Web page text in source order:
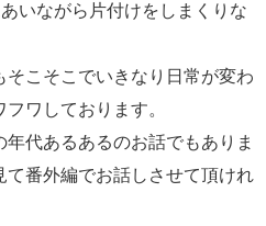
いながら片付けをしまくりな
こそこでいきなり日常が変わ
ワしております。
代あるあるのお話でもありま
番外編でお話しさせて頂けれ